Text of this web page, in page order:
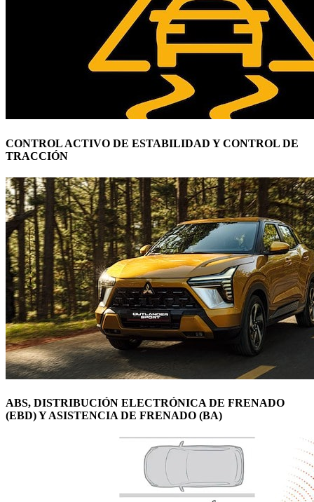
CONTROL ACTIVO DE ESTABILIDAD Y CONTROL DE
TRACCIÓN
ABS, DISTRIBUCIÓN ELECTRÓNICA DE FRENADO
(EBD) Y ASISTENCIA DE FRENADO (BA)